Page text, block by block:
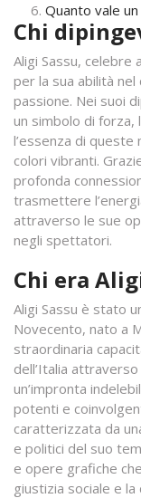
Quanto vale
Chi
Aligi Sassu,
per la sua abilità
passione. Nei suoi
un simbolo di forza,
l’essenza di
colori vibranti.
profonda
trasmettere
attraverso le sue
negli spettatori.
Chi era
Aligi Sassu è stato
Novecento, nato a
straordinaria
dell’Italia
un’impronta
potenti e
caratterizzata da
e politici del suo
e opere grafiche
giustizia sociale e